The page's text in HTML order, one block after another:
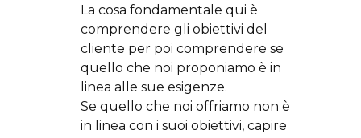
La cosa fondamentale qui è
comprendere gli obiettivi del
cliente per poi comprendere se
quello che noi proponiamo è in
linea alle sue esigenze.
Se quello che noi offriamo non è
in linea con i suoi obiettivi, capire